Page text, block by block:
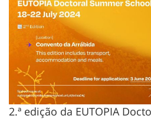
2.ª edição da EUTOPIA